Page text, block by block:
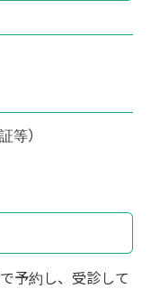
等）
予約し、受診して